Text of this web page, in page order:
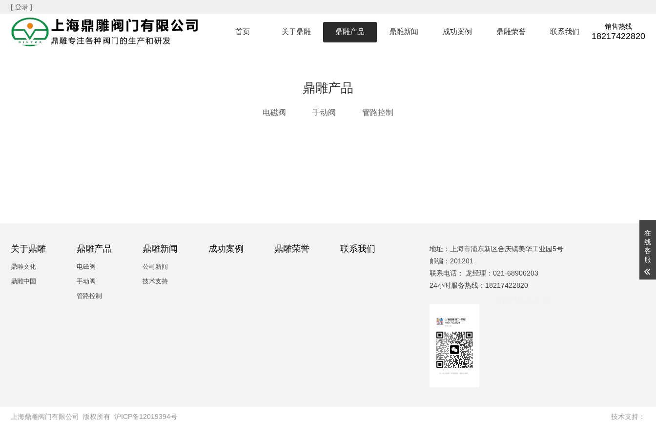
[ 登录 ]
首页 关于鼎雕 鼎雕产品 鼎雕新闻 成功案例 鼎雕荣誉 联系我们
销售热线
18217422820
鼎雕产品
电磁阀 手动阀 管路控制
关于鼎雕
鼎雕文化
鼎雕中国
鼎雕产品
电磁阀
手动阀
管路控制
鼎雕新闻
公司新闻
技术支持
成功案例 鼎雕荣誉 联系我们 地址：
上海市浦东新区合庆镇美华工业园5号
邮编： 201201
联系电话： 龙经理：021-68906203
24小时服务热线：18217422820
技术支持：
上海鼎雕阀门有限公司 版权所有 沪ICP备12019394号
在
线
客
服